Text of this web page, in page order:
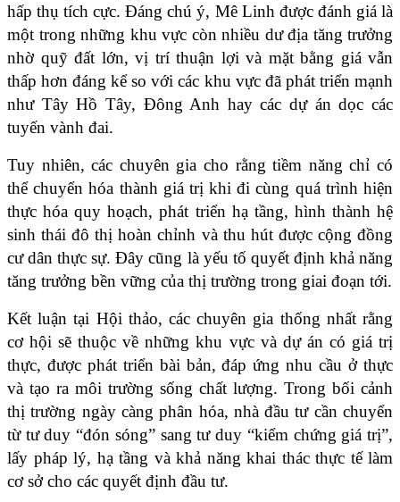
hấp thụ tích cực. Đáng chú ý, Mê Linh được đánh giá là
một trong những khu vực còn nhiều dư địa tăng trưởng
nhờ quỹ đất lớn, vị trí thuận lợi và mặt bằng giá vẫn
thấp hơn đáng kể so với các khu vực đã phát triển mạnh
như Tây Hồ Tây, Đông Anh hay các dự án dọc các
tuyến vành đai.
Tuy nhiên, các chuyên gia cho rằng tiềm năng chỉ có
thể chuyển hóa thành giá trị khi đi cùng quá trình hiện
thực hóa quy hoạch, phát triển hạ tầng, hình thành hệ
sinh thái đô thị hoàn chỉnh và thu hút được cộng đồng
cư dân thực sự. Đây cũng là yếu tố quyết định khả năng
tăng trưởng bền vững của thị trường trong giai đoạn tới.
Kết luận tại Hội thảo, các chuyên gia thống nhất rằng
cơ hội sẽ thuộc về những khu vực và dự án có giá trị
thực, được phát triển bài bản, đáp ứng nhu cầu ở thực
và tạo ra môi trường sống chất lượng. Trong bối cảnh
thị trường ngày càng phân hóa, nhà đầu tư cần chuyển
từ tư duy “đón sóng” sang tư duy “kiểm chứng giá trị”,
lấy pháp lý, hạ tầng và khả năng khai thác thực tế làm
cơ sở cho các quyết định đầu tư.